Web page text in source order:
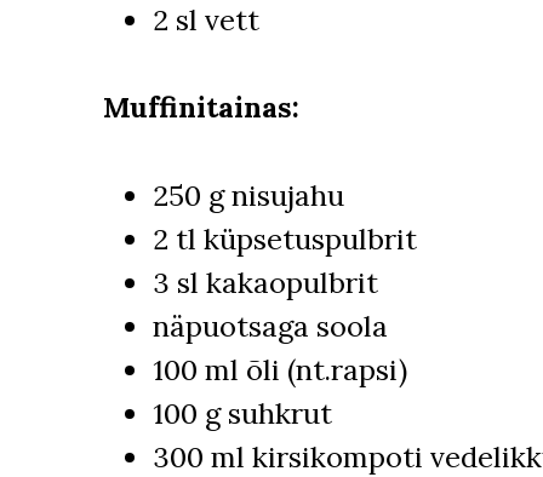
2 sl vett
Muffinitainas:
250 g nisujahu
2 tl küpsetuspulbrit
3 sl kakaopulbrit
näpuotsaga soola
100 ml õli (nt.rapsi)
100 g suhkrut
300 ml kirsikompoti